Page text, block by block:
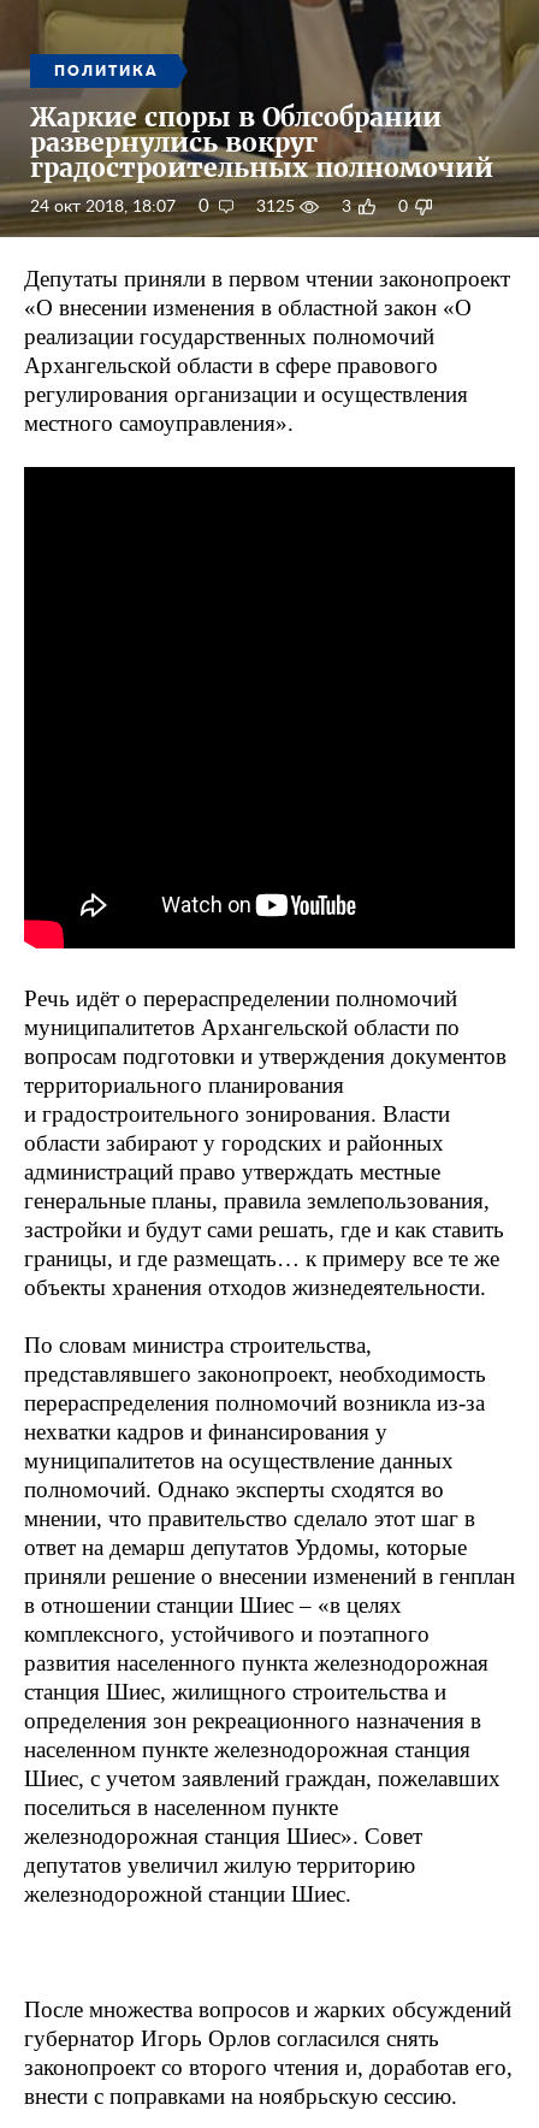
ПОЛИТИКА
Жаркие споры в Облсобрании
развернулись вокруг
градостроительных полномочий
24 окт 2018, 18:07 0 3125 3 0
Депутаты приняли в первом чтении законопроект
«О внесении изменения в областной закон «О
реализации государственных полномочий
Архангельской области в сфере правового
регулирования организации и осуществления
местного самоуправления».
Речь идёт о перераспределении полномочий
муниципалитетов Архангельской области по
вопросам подготовки и утверждения документов
территориального планирования
и градостроительного зонирования. Власти
области забирают у городских и районных
администраций право утверждать местные
генеральные планы, правила землепользования,
застройки и будут сами решать, где и как ставить
границы, и где размещать… к примеру все те же
объекты хранения отходов жизнедеятельности.
По словам министра строительства,
представлявшего законопроект, необходимость
перераспределения полномочий возникла из-за
нехватки кадров и финансирования у
муниципалитетов на осуществление данных
полномочий. Однако эксперты сходятся во
мнении, что правительство сделало этот шаг в
ответ на демарш депутатов Урдомы, которые
приняли решение о внесении изменений в генплан
в отношении станции Шиес – «в целях
комплексного, устойчивого и поэтапного
развития населенного пункта железнодорожная
станция Шиес, жилищного строительства и
определения зон рекреационного назначения в
населенном пункте железнодорожная станция
Шиес, с учетом заявлений граждан, пожелавших
поселиться в населенном пункте
железнодорожная станция Шиес». Совет
депутатов увеличил жилую территорию
железнодорожной станции Шиес.
После множества вопросов и жарких обсуждений
губернатор Игорь Орлов согласился снять
законопроект со второго чтения и, доработав его,
внести с поправками на ноябрьскую сессию.